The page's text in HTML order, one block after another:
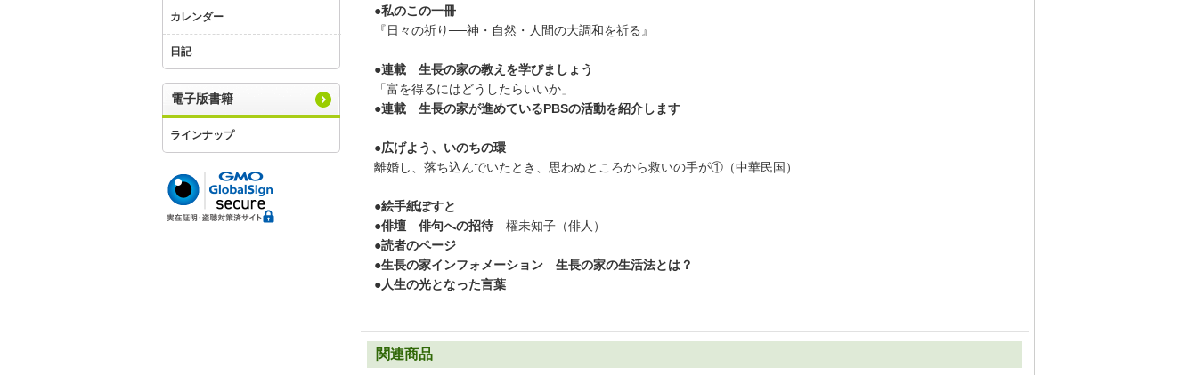
カレンダー
日記
電子版書籍
ラインナップ
●私のこの一冊
『日々の祈り──神・自然・人間の大調和を祈る』
●連載 生長の家の教えを学びましょう
「富を得るにはどうしたらいいか」
●連載 生長の家が進めているPBSの活動を紹介します
●広げよう、いのちの環
離婚し、落ち込んでいたとき、思わぬところから救いの手が①（中華民国）
●絵手紙ぽすと
●俳壇 俳句への招待櫂未知子（俳人）
●読者のページ
●生長の家インフォメーション 生長の家の生活法とは？
●人生の光となった言葉
関連商品